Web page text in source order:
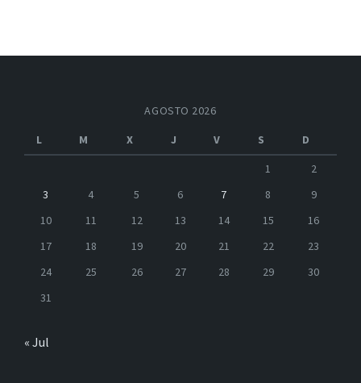
AGOSTO 2026
L
M X J V S
D
1
2
3
4 5 6 7 8
9
10
11 12 13 14 15
16
17
18 19 20 21 22
23
24
25 26 27 28 29
30
31
« Jul